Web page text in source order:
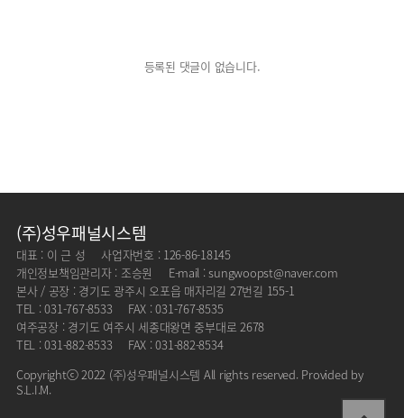
등록된 댓글이 없습니다.
(주)성우패널시스템
대표 : 이 근 성
사업자번호 : 126-86-18145
개인정보책임관리자 : 조승원
E-mail : sungwoopst@naver.com
본사 / 공장 : 경기도 광주시 오포읍 매자리길 27번길 155-1
TEL : 031-767-8533
FAX : 031-767-8535
여주공장 : 경기도 여주시 세종대왕면 중부대로 2678
TEL : 031-882-8533
FAX : 031-882-8534
Copyrightⓒ 2022 (주)성우패널시스템 All rights reserved. Provided by
S.L.I.M.